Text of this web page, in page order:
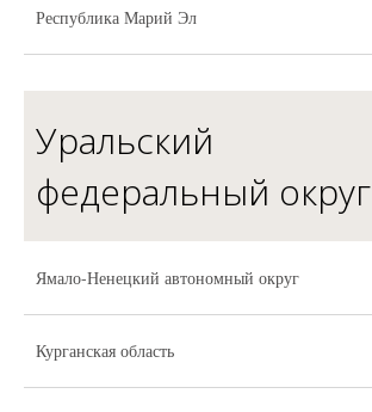
Республика Марий Эл
Уральский
федеральный округ
Ямало-Ненецкий автономный округ
Курганская область